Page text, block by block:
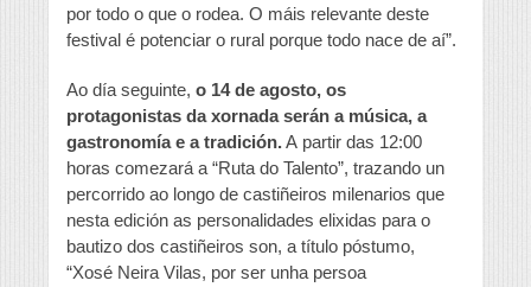
por todo o que o rodea. O máis relevante deste
festival é potenciar o rural porque todo nace de aí”.
Ao día seguinte, o 14 de agosto, os
protagonistas da xornada serán a música, a
gastronomía e a tradición.A partir das 12:00
horas comezará a “Ruta do Talento”, trazando un
percorrido ao longo de castiñeiros milenarios que
nesta edición as personalidades elixidas para o
bautizo dos castiñeiros son, a título póstumo,
“Xosé Neira Vilas, por ser unha persoa